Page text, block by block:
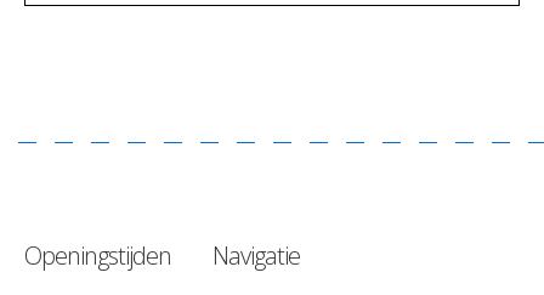
Openingstijden Navigatie